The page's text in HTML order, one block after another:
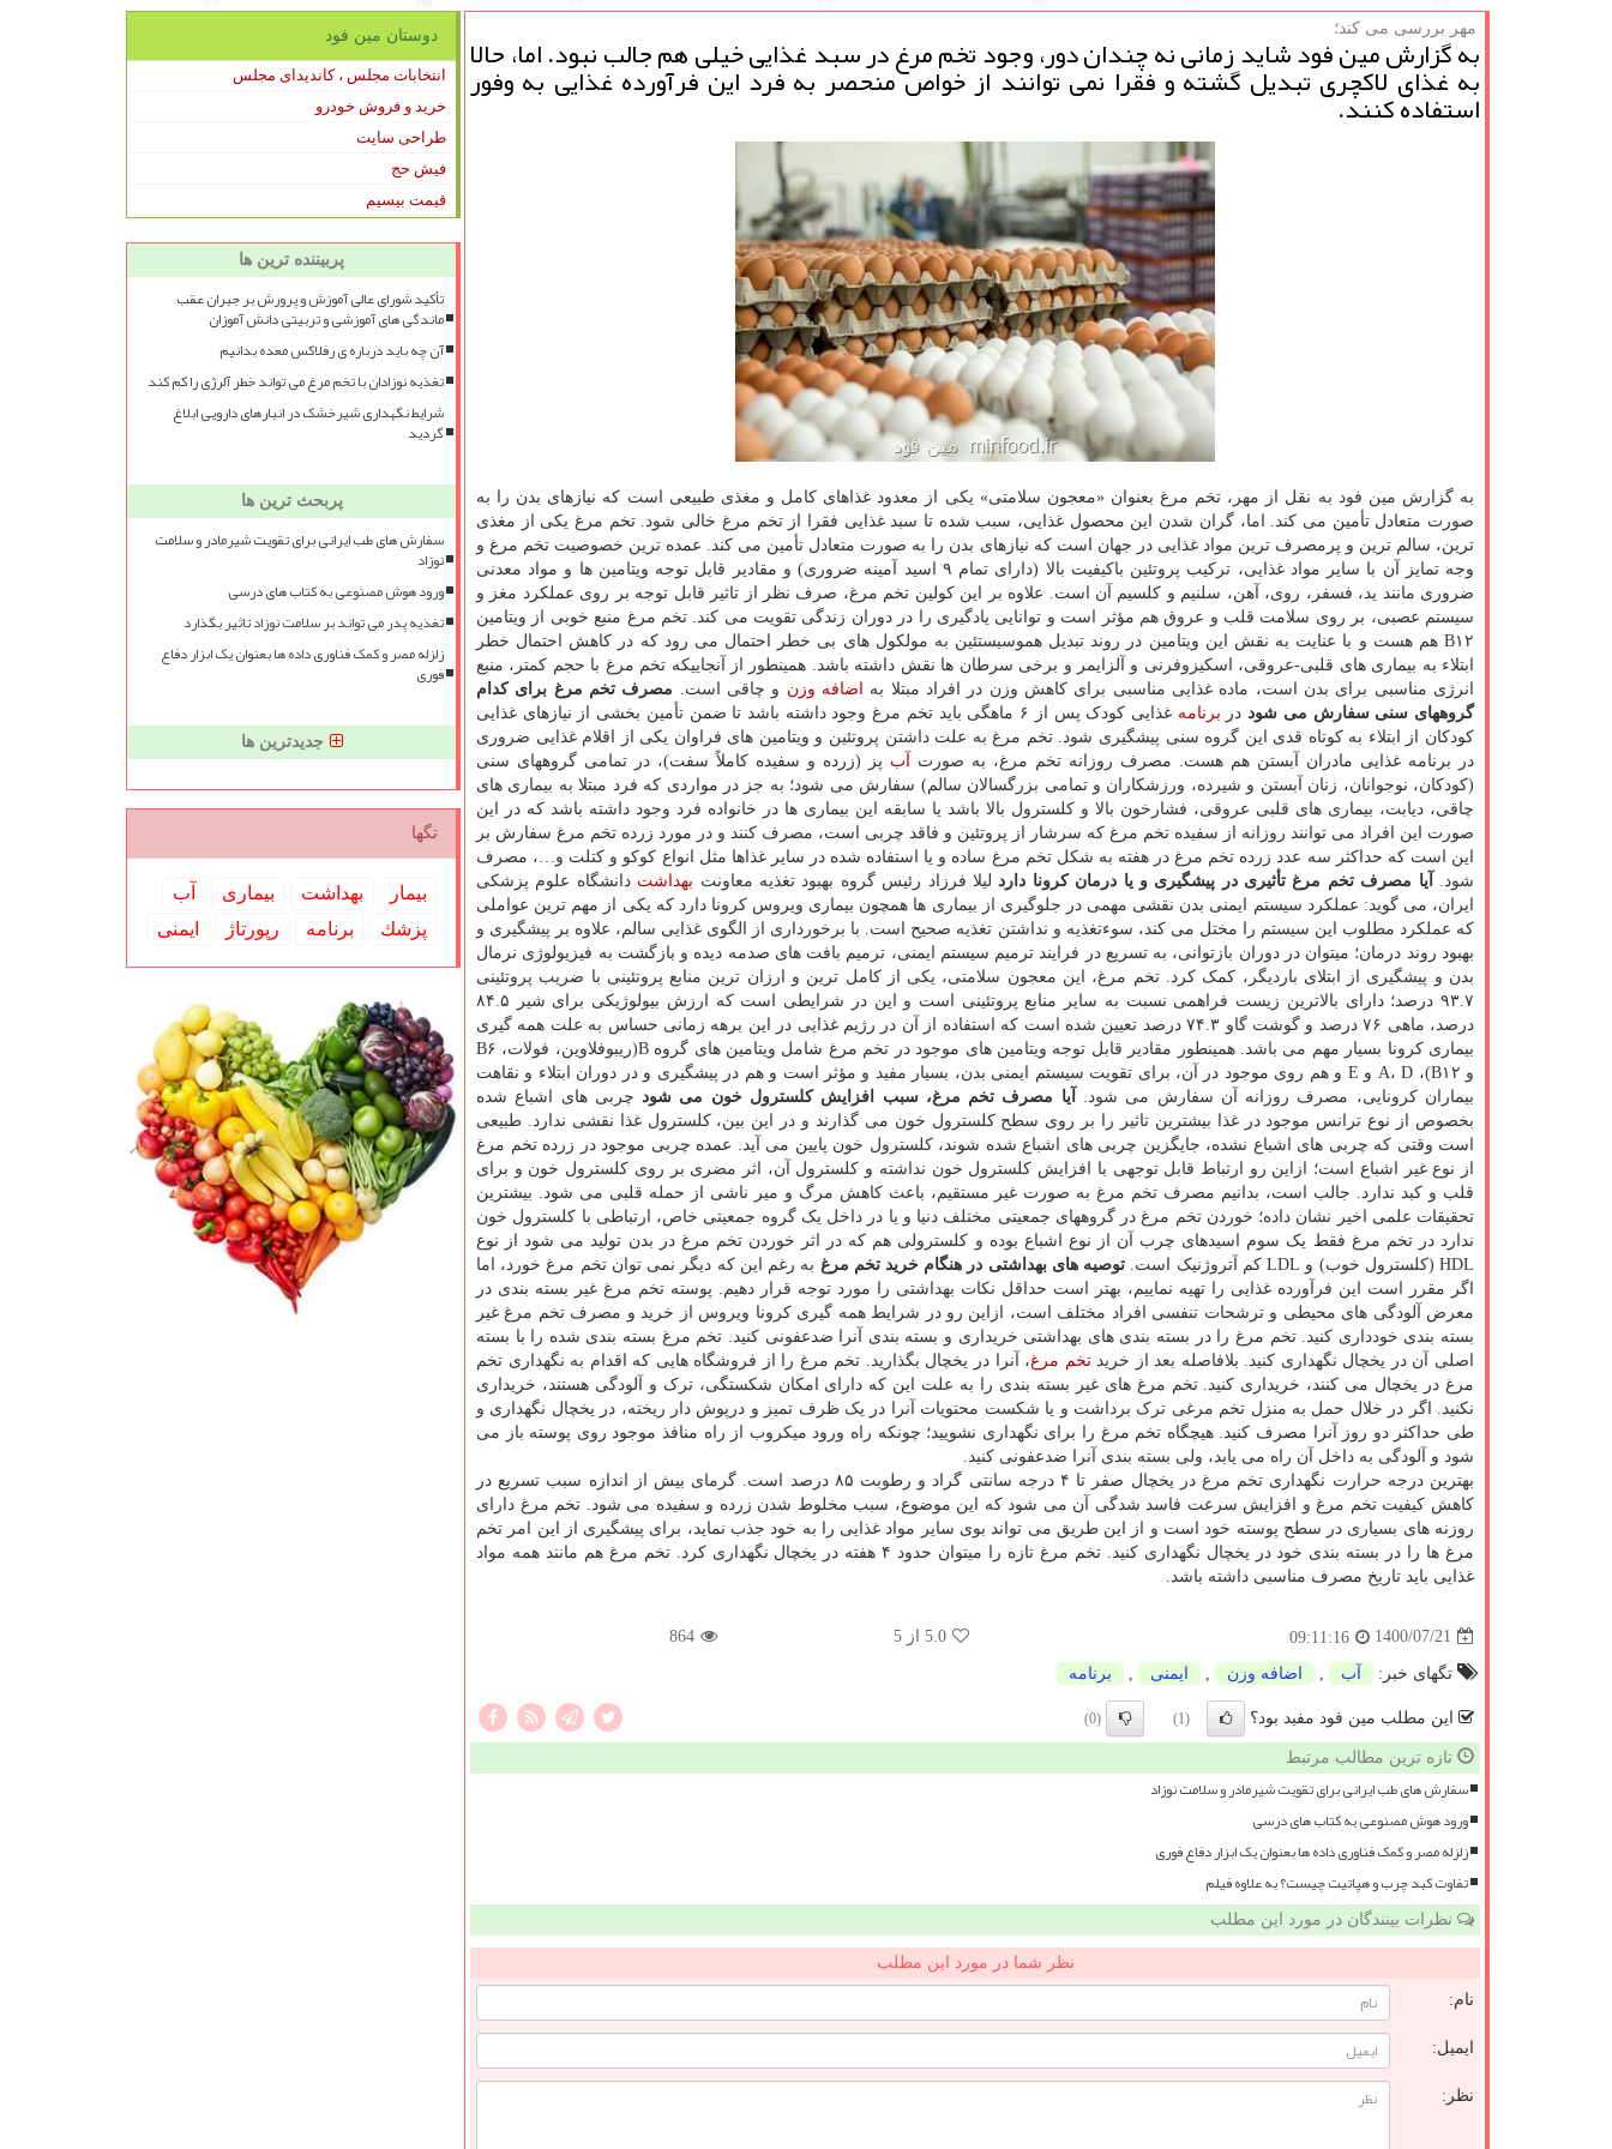
مهر بررسی می كند؛
به گزارش مین فود شاید زمانی نه چندان دور، وجود تخم مرغ در سبد غذایی خیلی هم جالب نبود. اما، حالا
به غذای لاکچری تبدیل گشته و فقرا نمی توانند از خواص منحصر به فرد این فرآورده غذایی به وفور
استفاده کنند.
به گزارش مین فود به نقل از مهر، تخم مرغ بعنوان «معجون سلامتی» یکی از معدود غذاهای کامل و مغذی طبیعی است که نیازهای بدن را به
صورت متعادل تأمین می کند. اما، گران شدن این محصول غذایی، سبب شده تا سبد غذایی فقرا از تخم مرغ خالی شود. تخم مرغ یکی از مغذی
ترین، سالم ترین و پرمصرف ترین مواد غذایی در جهان است که نیازهای بدن را به صورت متعادل تأمین می کند. عمده ترین خصوصیت تخم مرغ و
وجه تمایز آن با سایر مواد غذایی، ترکیب پروتئین باکیفیت بالا (دارای تمام ۹ اسید آمینه ضروری) و مقادیر قابل توجه ویتامین ها و مواد معدنی
ضروری مانند ید، فسفر، روی، آهن، سلنیم و کلسیم آن است. علاوه بر این کولین تخم مرغ، صرف نظر از تاثیر قابل توجه بر روی عملکرد مغز و
سیستم عصبی، بر روی سلامت قلب و عروق هم مؤثر است و توانایی یادگیری را در دوران زندگی تقویت می کند. تخم مرغ منبع خوبی از ویتامین
B۱۲ هم هست و با عنایت به نقش این ویتامین در روند تبدیل هموسیستئین به مولکول های بی خطر احتمال می رود که در کاهش احتمال خطر
ابتلاء به بیماری های قلبی-عروقی، اسکیزوفرنی و آلزایمر و برخی سرطان ها نقش داشته باشد. همینطور از آنجاییکه تخم مرغ با حجم کمتر، منبع
انرژی مناسبی برای بدن است، ماده غذایی مناسبی برای کاهش وزن در افراد مبتلا به
اضافه وزن و چاقی است. مصرف تخم مرغ برای کدام
گروههای سنی سفارش می شوددر برنامه
غذایی کودک پس از ۶ ماهگی باید تخم مرغ وجود داشته باشد تا ضمن تأمین بخشی از نیازهای غذایی
کودکان از ابتلاء به کوتاه قدی این گروه سنی پیشگیری شود. تخم مرغ به علت داشتن پروتئین و ویتامین های فراوان یکی از اقلام غذایی ضروری
در برنامه غذایی مادران آبستن هم هست. مصرف روزانه تخم مرغ، به صورت
آب پز (زرده و سفیده کاملاً سفت)، در تمامی گروههای سنی
(کودکان، نوجوانان، زنان آبستن و شیرده، ورزشکاران و تمامی بزرگسالان سالم) سفارش می شود؛ به جز در مواردی که فرد مبتلا به بیماری های
چاقی، دیابت، بیماری های قلبی عروقی، فشارخون بالا و کلسترول بالا باشد یا سابقه این بیماری ها در خانواده فرد وجود داشته باشد که در این
صورت این افراد می توانند روزانه از سفیده تخم مرغ که سرشار از پروتئین و فاقد چربی است، مصرف کنند و در مورد زرده تخم مرغ سفارش بر
این است که حداکثر سه عدد زرده تخم مرغ در هفته به شکل تخم مرغ ساده و یا استفاده شده در سایر غذاها مثل انواع کوکو و کتلت و…، مصرف
شود.
آیا مصرف تخم مرغ تأثیری در پیشگیری و یا درمان کرونا داردلیلا فرزاد رئیس گروه بهبود تغذیه معاونت بهداشت دانشگاه علوم پزشکی
ایران، می گوید: عملکرد سیستم ایمنی بدن نقشی مهمی در جلوگیری از بیماری ها همچون بیماری ویروس کرونا دارد که یکی از مهم ترین عواملی
که عملکرد مطلوب این سیستم را مختل می کند، سوءتغذیه و نداشتن تغذیه صحیح است. با برخورداری از الگوی غذایی سالم، علاوه بر پیشگیری و
بهبود روند درمان؛ میتوان در دوران بازتوانی، به تسریع در فرایند ترمیم سیستم ایمنی، ترمیم بافت های صدمه دیده و بازگشت به فیزیولوژی نرمال
بدن و پیشگیری از ابتلای باردیگر، کمک کرد. تخم مرغ، این معجون سلامتی، یکی از کامل ترین و ارزان ترین منابع پروتئینی با ضریب پروتئینی
۹۳.۷ درصد؛ دارای بالاترین زیست فراهمی نسبت به سایر منابع پروتئینی است و این در شرایطی است که ارزش بیولوژیکی برای شیر ۸۴.۵
درصد، ماهی ۷۶ درصد و گوشت گاو ۷۴.۳ درصد تعیین شده است که استفاده از آن در رژیم غذایی در این برهه زمانی حساس به علت همه گیری
بیماری کرونا بسیار مهم می باشد. همینطور مقادیر قابل توجه ویتامین های موجود در تخم مرغ شامل ویتامین های گروه B(ریبوفلاوین، فولات، B۶
و B۱۲)، A، D و E و هم روی موجود در آن، برای تقویت سیستم ایمنی بدن، بسیار مفید و مؤثر است و هم در پیشگیری و در دوران ابتلاء و نقاهت
بیماران کرونایی، مصرف روزانه آن سفارش می شود.
آیا مصرف تخم مرغ، سبب افزایش کلسترول خون می شودچربی های اشباع شده
بخصوص از نوع ترانس موجود در غذا بیشترین تاثیر را بر روی سطح کلسترول خون می گذارند و در این بین، کلسترول غذا نقشی ندارد. طبیعی
است وقتی که چربی های اشباع نشده، جایگزین چربی های اشباع شده شوند، کلسترول خون پایین می آید. عمده چربی موجود در زرده تخم مرغ
از نوع غیر اشباع است؛ ازاین رو ارتباط قابل توجهی با افزایش کلسترول خون نداشته و کلسترول آن، اثر مضری بر روی کلسترول خون و برای
قلب و کبد ندارد. جالب است، بدانیم مصرف تخم مرغ به صورت غیر مستقیم، باعث کاهش مرگ و میر ناشی از حمله قلبی می شود. بیشترین
تحقیقات علمی اخیر نشان داده؛ خوردن تخم مرغ در گروههای جمعیتی مختلف دنیا و یا در داخل یک گروه جمعیتی خاص، ارتباطی با کلسترول خون
ندارد در تخم مرغ فقط یک سوم اسیدهای چرب آن از نوع اشباع بوده و کلسترولی هم که در اثر خوردن تخم مرغ در بدن تولید می شود از نوع
HDL (کلسترول خوب) و LDL کم آتروژنیک است.
توصیه های بهداشتی در هنگام خرید تخم مرغ به رغم این که دیگر نمی توان تخم مرغ خورد، اما
اگر مقرر است این فرآورده غذایی را تهیه نماییم، بهتر است حداقل نکات بهداشتی را مورد توجه قرار دهیم. پوسته تخم مرغ غیر بسته بندی در
معرض آلودگی های محیطی و ترشحات تنفسی افراد مختلف است، ازاین رو در شرایط همه گیری کرونا ویروس از خرید و مصرف تخم مرغ غیر
بسته بندی خودداری کنید. تخم مرغ را در بسته بندی های بهداشتی خریداری و بسته بندی آنرا ضدعفونی کنید. تخم مرغ بسته بندی شده را با بسته
اصلی آن در یخچال نگهداری کنید. بلافاصله بعد از خریدتخم مرغ، آنرا در یخچال بگذارید. تخم مرغ را از فروشگاه هایی که اقدام به نگهداری تخم
مرغ در یخچال می کنند، خریداری کنید. تخم مرغ های غیر بسته بندی را به علت این که دارای امکان شکستگی، ترک و آلودگی هستند، خریداری
نکنید. اگر در خلال حمل به منزل تخم مرغی ترک برداشت و یا شکست محتویات آنرا در یک ظرف تمیز و درپوش دار ریخته، در یخچال نگهداری و
طی حداکثر دو روز آنرا مصرف کنید. هیچگاه تخم مرغ را برای نگهداری نشویید؛ چونکه راه ورود میکروب از راه منافذ موجود روی پوسته باز می
شود و آلودگی به داخل آن راه می یابد، ولی بسته بندی آنرا ضدعفونی کنید.
بهترین درجه حرارت نگهداری تخم مرغ در یخچال صفر تا ۴ درجه سانتی گراد و رطوبت ۸۵ درصد است. گرمای بیش از اندازه سبب تسریع در
کاهش کیفیت تخم مرغ و افزایش سرعت فاسد شدگی آن می شود که این موضوع، سبب مخلوط شدن زرده و سفیده می شود. تخم مرغ دارای
روزنه های بسیاری در سطح پوسته خود است و از این طریق می تواند بوی سایر مواد غذایی را به خود جذب نماید، برای پیشگیری از این امر تخم
مرغ ها را در بسته بندی خود در یخچال نگهداری کنید. تخم مرغ تازه را میتوان حدود ۴ هفته در یخچال نگهداری کرد. تخم مرغ هم مانند همه مواد
غذایی باید تاریخ مصرف مناسبی داشته باشد.
1400/07/21
09:11:16
5.0 از 5 864
تگهای خبر: آب اضافه وزن ایمنی برنامه
این مطلب مین فود مفید بود؟ (1)
(0)
تازه ترین مطالب مرتبط
سفارش های طب ایرانی برای تقویت شیرمادر و سلامت نوزاد
ورود هوش مصنوعی به کتاب های درسی
زلزله مصر و کمک فناوری داده ها بعنوان یک ابزار دفاع فوری
تفاوت کبد چرب و هپاتیت چیست؟ به علاوه فیلم
نظرات بینندگان در مورد این مطلب
نظر شما در مورد این مطلب
نام:
ایمیل:
نظر:
دوستان مین فود
انتخابات مجلس ، کاندیدای مجلس
خرید و فروش خودرو
طراحی سایت
فیش حج
قیمت بیسیم
پربیننده ترین ها
تأکید شورای عالی آموزش و پرورش بر جبران عقب
ماندگی های آموزشی و تربیتی دانش آموزان
آن چه باید درباره ی رفلاکس معده بدانیم
تغذیه نوزادان با تخم مرغ می تواند خطر آلرژی را کم کند
شرایط نگهداری شیرخشک در انبارهای دارویی ابلاغ
گردید
پربحث ترین ها
سفارش های طب ایرانی برای تقویت شیرمادر و سلامت
نوزاد
ورود هوش مصنوعی به کتاب های درسی
تغذیه پدر می تواند بر سلامت نوزاد تاثیر بگذارد
زلزله مصر و کمک فناوری داده ها بعنوان یک ابزار دفاع
فوری
جدیدترین ها
تگها
بیمار بهداشت بیماری
آب
پزشك
برنامه رپورتاژ ایمنی